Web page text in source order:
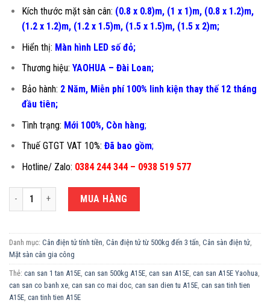
Kích thước mặt sàn cân: (0.8 x 0.8)m, (1 x 1)m, (0.8 x 1.2)m,
(1.2 x 1.2)m, (1.2 x 1.5)m, (1.5 x 1.5)m, (1.5 x 2)m;
Hiển thị: Màn hình LED số đỏ;
Thương hiệu: YAOHUA – Đài Loan;
Bảo hành: 2 Năm, Miễn phí 100% linh kiện thay thế 12 tháng
đầu tiên;
Tình trạng: Mới 100%, Còn hàng;
Thuế GTGT VAT 10%: Đã bao gồm;
Hotline/ Zalo: 0384 244 344 – 0938 519 577
CÂN TÍNH TIỀN A15E - SÀN CÂN CÓ BÁNH XE số lượng
MUA HÀNG
Danh mục: Cân điện tử tính tiền, Cân điện tử từ 500kg đến 3 tấn, Cân sàn điện tử,
Mặt sàn cân gia công
Thẻ: can san 1 tan A15E, can san 500kg A15E, can san A15E, can san A15E Yaohua,
can san co banh xe, can san co mai doc, can san dien tu A15E, can san tinh tien
A15E, can tinh tien A15E